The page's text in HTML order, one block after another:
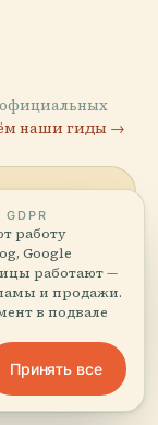
наши гиды →
Карта
GDPR
работу
Google
работают —
и продажи.
в подвале
Принять все